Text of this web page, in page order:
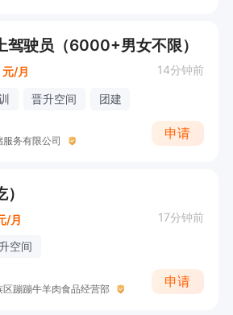
驾驶员（6000+男女不限）
元/月 14分钟前
晋升空间 团建
务有限公司
申请
/月 17分钟前
空间
蹦蹦牛羊肉食品经营部
申请